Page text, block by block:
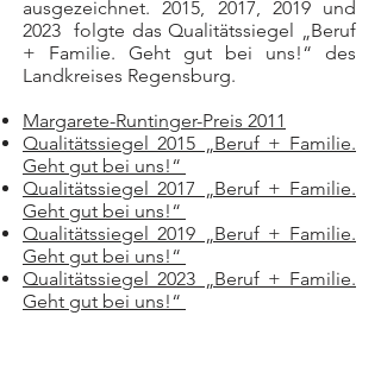
ausgezeichnet. 2015, 2017, 2019 und
2023 folgte das Qualitätssiegel „Beruf
+ Familie. Geht gut bei uns!“ des
Landkreises Regensburg.
Margarete-Runtinger-Preis 2011
Qualitätssiegel 2015 „Beruf + Familie.
Geht gut bei uns!“
Qualitätssiegel 2017 „Beruf + Familie.
Geht gut bei uns!“
Qualitätssiegel 2019 „Beruf + Familie.
Geht gut bei uns!“
Qualitätssiegel 2023 „Beruf + Familie.
Geht gut bei uns!“